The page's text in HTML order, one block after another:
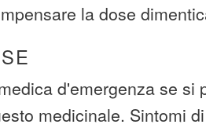
la dose
d'emergenza se si
medicinale. Sintomi